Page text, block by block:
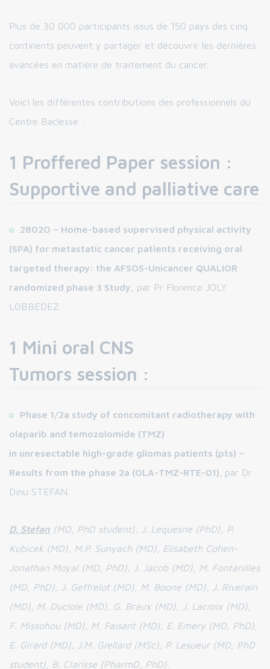
Plus de 30 000 participants issus de 150 pays des cinq
continents peuvent y partager et découvrir les dernières
avancées en matière de traitement du cancer.
Voici les différentes contributions des professionnels du
Centre Baclesse :
1 Proffered Paper session :
Supportive and palliative care
2802O – Home-based supervised physical activity
(SPA) for metastatic cancer patients receiving oral
targeted therapy: the AFSOS-Unicancer QUALIOR
randomized phase 3 Study,
par Pr Florence JOLY
LOBBEDEZ.
1 Mini oral CNS
Tumors session :
Phase 1/2a study of concomitant radiotherapy with
olaparib and temozolomide (TMZ)
in unresectable high-grade gliomas patients (pts) –
Results from the phase 2a (OLA-TMZ-RTE-01), par Dr
Dinu STEFAN.
D. Stefan (MD, PhD student), J. Lequesne (PhD), P.
Kubicek (MD), M.P. Sunyach (MD), Elisabeth Cohen-
Jonathan Moyal (MD, PhD), J. Jacob (MD), M. Fontanilles
(MD, PhD), J. Geffrelot (MD), M. Boone (MD), J. Riverain
(MD), M. Ducloie (MD), G. Braux (MD), J. Lacroix (MD),
F. Missohou (MD), M. Faisant (MD), E. Emery (MD, PhD),
E. Girard (MD), J.M. Grellard (MSc), P. Lesueur (MD, PhD
student), B. Clarisse (PharmD, PhD).